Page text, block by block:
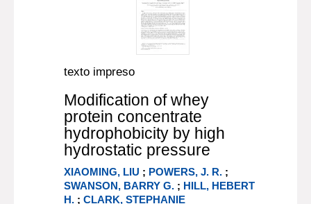
texto impreso
Modification of whey
protein concentrate
hydrophobicity by high
hydrostatic pressure
XIAOMING, LIU ; POWERS, J. R. ;
SWANSON, BARRY G. ; HILL, HEBERT
H. ;CLARK, STEPHANIE